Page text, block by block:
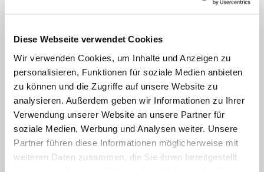
Diese Webseite verwendet Cookies
Wir verwenden Cookies, um Inhalte und Anzeigen zu
personalisieren, Funktionen für soziale Medien anbieten
zu können und die Zugriffe auf unsere Website zu
analysieren. Außerdem geben wir Informationen zu Ihrer
Verwendung unserer Website an unsere Partner für
soziale Medien, Werbung und Analysen weiter. Unsere
Partner führen diese Informationen möglicherweise mit
weiteren Daten zusammen, die Sie ihnen bereitgestellt
Bucher:Über dieses Modell aus
Frankreich wird viel diskutiert, weil es die
Ehrenamtlichen in eine besondere
Verantwortlichkeit bringt. Einzelne
Teilgebiete wie Spiritualität,
Seniorenarbeit oder Bildung werden
Ehrenamtlichen komplett übertragen.